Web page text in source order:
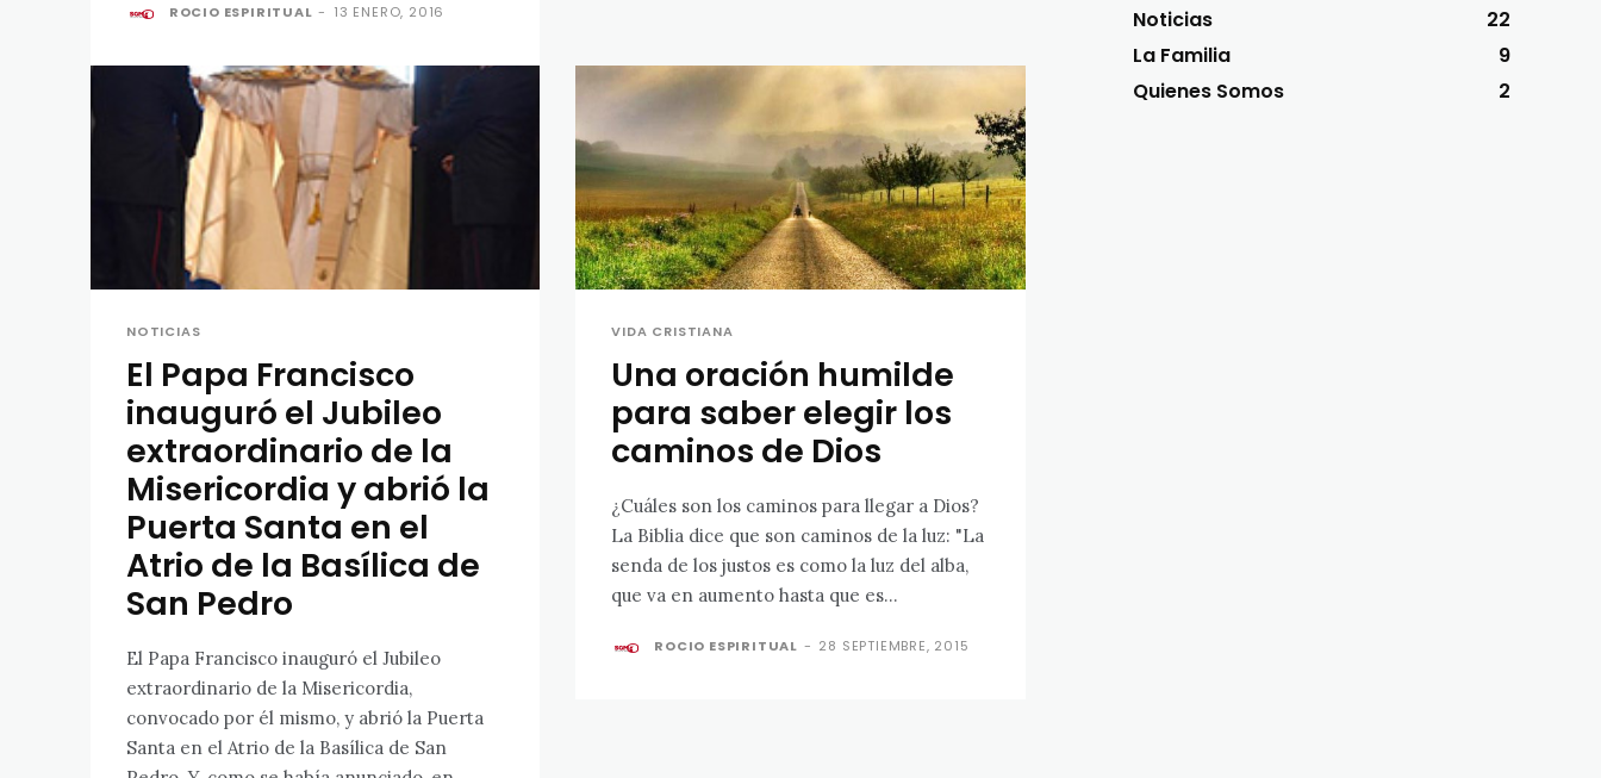
ROCIO ESPIRITUAL - 13 ENERO, 2016
NOTICIAS
El Papa Francisco
inauguró el Jubileo
extraordinario de la
Misericordia y abrió la
Puerta Santa en el
Atrio de la Basílica de
San Pedro
El Papa Francisco inauguró el Jubileo
extraordinario de la Misericordia,
convocado por él mismo, y abrió la Puerta
Santa en el Atrio de la Basílica de San
VIDA CRISTIANA
Una oración humilde
para saber elegir los
caminos de Dios
¿Cuáles son los caminos para llegar a Dios?
La Biblia dice que son caminos de la luz: "La
senda de los justos es como la luz del alba,
que va en aumento hasta que es...
ROCIO ESPIRITUAL - 28 SEPTIEMBRE, 2015
Noticias
22
La Familia
9
Quienes Somos
2